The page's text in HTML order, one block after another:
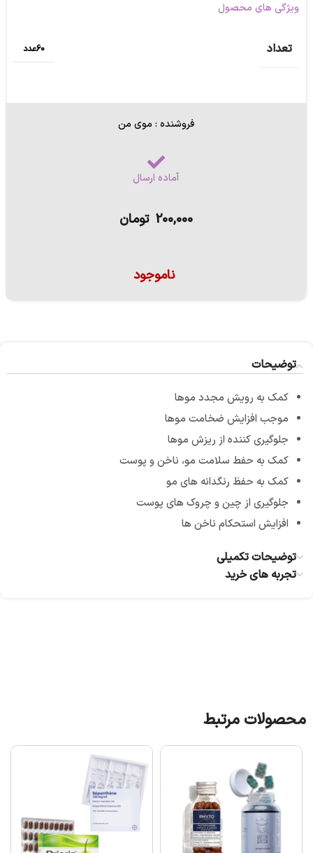
ویژگی های محصول
تعداد 60عدد
فروشنده : موی من
آماده ارسال
200,000 تومان
ناموجود
توضیحات
کمک به رویش مجدد موها
موجب افزایش ضخامت موها
جلوگیری کننده از ریزش موها
کمک به حفط سلامت مو، ناخن و پوست
کمک به حفظ رنگدانه های مو
جلوگیری از چین و چروک های پوست
افزایش استحکام ناخن ها
توضیحات تکمیلی
تجربه های خرید
محصولات مرتبط